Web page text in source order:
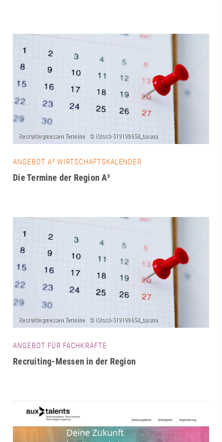
ANGEBOT A³ WIRTSCHAFTSKALENDER
Die Termine der Region A³
ANGEBOT FÜR FACHKRÄFTE
Recruiting-Messen in der Region